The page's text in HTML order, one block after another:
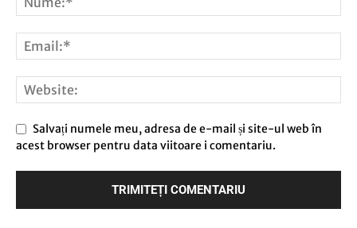
Salvați numele meu, adresa de e-mail și site-ul web în
acest browser pentru data viitoare i comentariu.